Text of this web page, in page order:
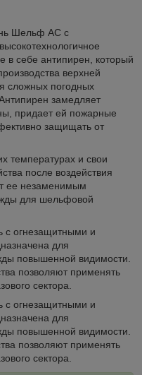
Шельф АС с
себе антипирен, который
верхней
сложных погодных
замедляет
придает ей пожарные
защищать от
температурах и свои
после воздействия
ее незаменимым
для шельфовой
с огнезащитными и
для
повышенной видимости.
позволяют применять
сектора.
с огнезащитными и
для
повышенной видимости.
позволяют применять
сектора.